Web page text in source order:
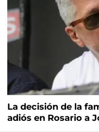
La decisión de la
adiós en Rosario a